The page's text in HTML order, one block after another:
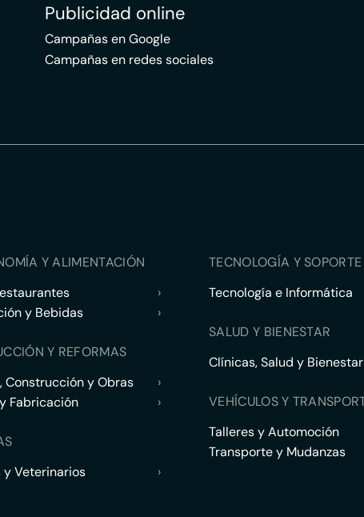
Publicidad online
Campañas en Google
Campañas en redes sociales
Y ALIMENTACIÓN
›
y Bebidas
›
Y REFORMAS
Construcción y Obras
›
Fabricación
›
y Veterinarios
›
TECNOLOGÍA Y
Tecnología e Informática
SALUD Y BIENESTAR
Clínicas, Salud y Bienestar
VEHÍCULOS Y
Talleres y Automoción
Transporte y Mudanzas